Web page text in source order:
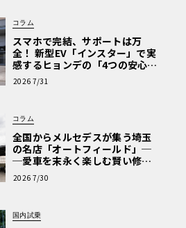
コラム
スマホで完結、サポートは万
全！ 新型EV「インスター」で実
感するヒョンデの「4つの安心」
【第1回・ヒョンデ6つの疑問：
Why? Hyundai?】〈PR〉
2026 7/31
コラム
全国からメルセデスが集う埼玉
の名店「オートフィールド」─
─愛車を末永く楽しむ賢い修理
術と、プロがフックス製オイル
を選ぶ理由〈PR〉
2026 7/30
国内試乗